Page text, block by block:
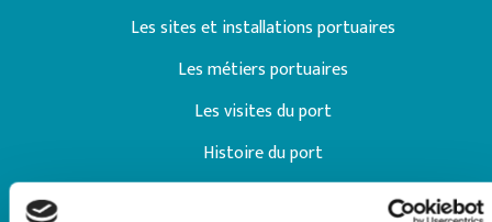
Les sites et installations portuaires
Les métiers portuaires
Les visites du port
Histoire du port